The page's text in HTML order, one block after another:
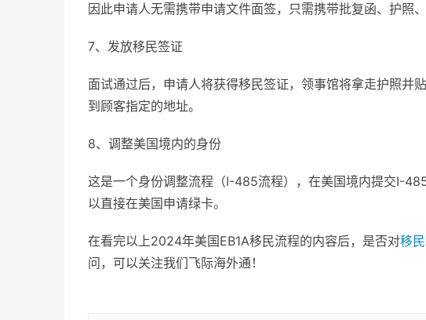
因此申请人无需携带申请文件面签，只需携带批复函、护照
7、发放移民签证
面试通过后，申请人将获得移民签证，领事馆将拿走护照并
到顾客指定的地址。
8、调整美国境内的身份
这是一个身份调整流程（I-485流程），在美国境内提交I-
以直接在美国申请绿卡。
在看完以上2024年美国EB1A移民流程的内容后，是否对移
问，可以关注我们飞际海外通！